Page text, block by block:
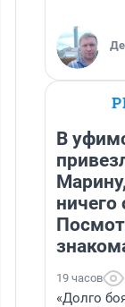
В
ничего
19 часов
«Долго